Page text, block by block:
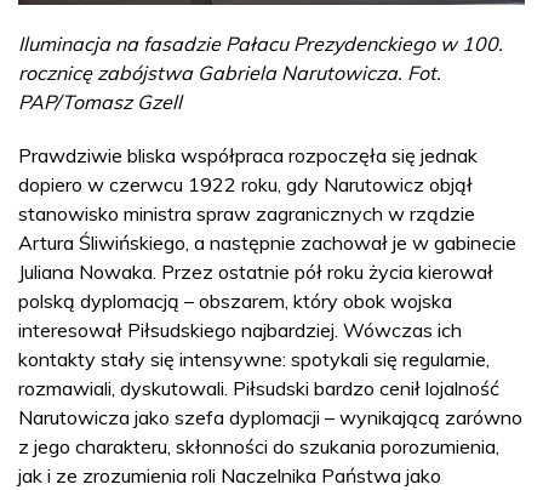
Iluminacja na fasadzie Pałacu Prezydenckiego w 100.
rocznicę zabójstwa Gabriela Narutowicza. Fot.
PAP/Tomasz Gzell
Prawdziwie bliska współpraca rozpoczęła się jednak
dopiero w czerwcu 1922 roku, gdy Narutowicz objął
stanowisko ministra spraw zagranicznych w rządzie
Artura Śliwińskiego, a następnie zachował je w gabinecie
Juliana Nowaka. Przez ostatnie pół roku życia kierował
polską dyplomacją – obszarem, który obok wojska
interesował Piłsudskiego najbardziej. Wówczas ich
kontakty stały się intensywne: spotykali się regularnie,
rozmawiali, dyskutowali. Piłsudski bardzo cenił lojalność
Narutowicza jako szefa dyplomacji – wynikającą zarówno
z jego charakteru, skłonności do szukania porozumienia,
jak i ze zrozumienia roli Naczelnika Państwa jako